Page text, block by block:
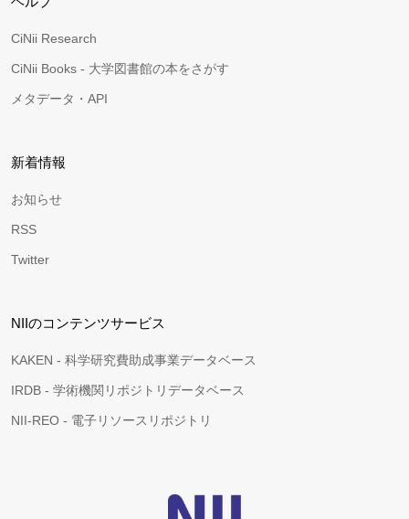
CiNii Research
CiNii Books - 大学図書館の本をさがす
メタデータ・API
新着情報
お知らせ
RSS
Twitter
NIIのコンテンツサービス
KAKEN - 科学研究費助成事業データベース
IRDB - 学術機関リポジトリデータベース
NII-REO - 電子リソースリポジトリ